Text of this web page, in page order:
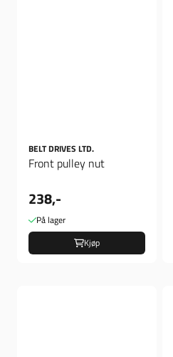
BELT DRIVES LTD.
Front pulley nut
238,-
På lager
Kjøp